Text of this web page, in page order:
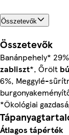
Összetevők
Összetevők
Banánpehely*
zabliszt*, Őrölt
6%, Meggylé-
*Ökológiai
Átlagos tápérték